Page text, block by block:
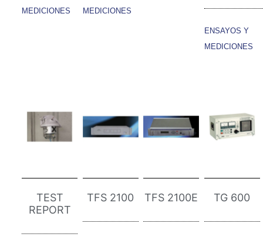
MEDICIONES
MEDICIONES
ENSAYOS Y
MEDICIONES
TEST
REPORT
TFS 2100 TFS 2100E TG 600